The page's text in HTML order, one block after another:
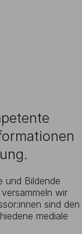
und Bildende
wir
sind den
mediale